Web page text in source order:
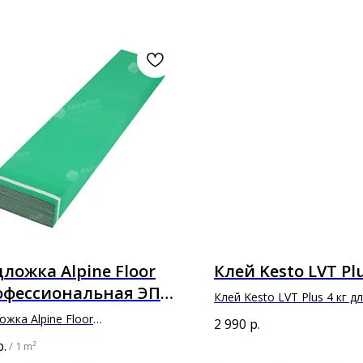
Alpine Floor
ЭПС
Pro) 3 мм
Alpine Floor
/ 1 m²
Клей Kesto LVT
Клей Kesto LVT Plus 4 кг
покрытий и плиток из ПВХ
2 990 р.